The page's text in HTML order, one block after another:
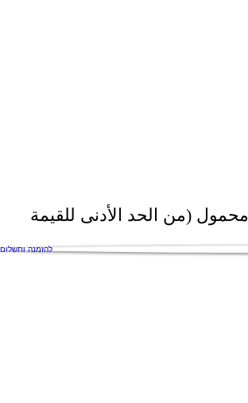
لمجموعة كمبيوتر مكتبي و 600 شيكل لجهاز كمبيوتر محمول (من الحد الأدنى للقيمة
להזמנה ותשלום